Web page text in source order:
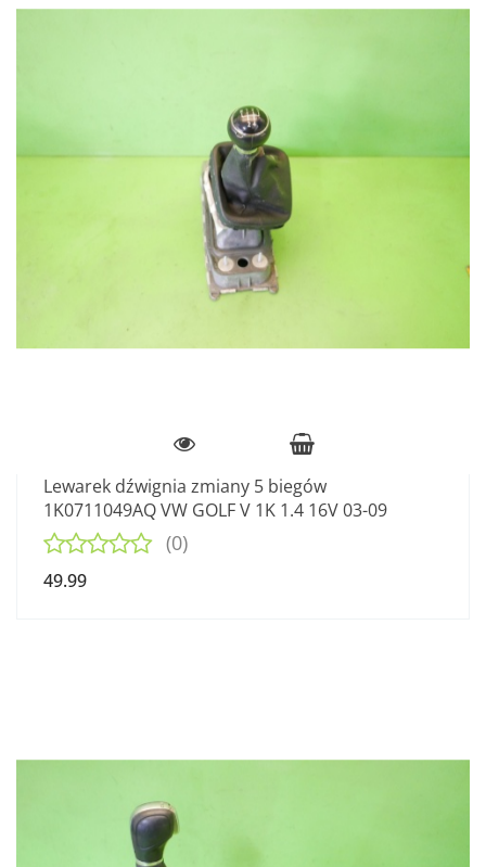
Lewarek dźwignia zmiany 5 biegów
1K0711049AQ VW GOLF V 1K 1.4 16V 03-09
(0)
49.99